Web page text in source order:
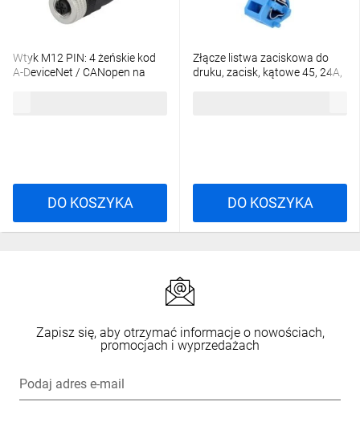
Wtyk M12 PIN: 4 żeńskie kod
A-DeviceNet / CANopen na
DO KOSZYKA
Złącze listwa zaciskowa do
druku, zacisk, kątowe 45, 24A,
DO KOSZYKA
Zapisz się, aby otrzymać informacje o nowościach,
promocjach i wyprzedażach
Podaj adres e-mail